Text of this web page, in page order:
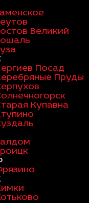
Великий
Посад
Пруды
Купавна